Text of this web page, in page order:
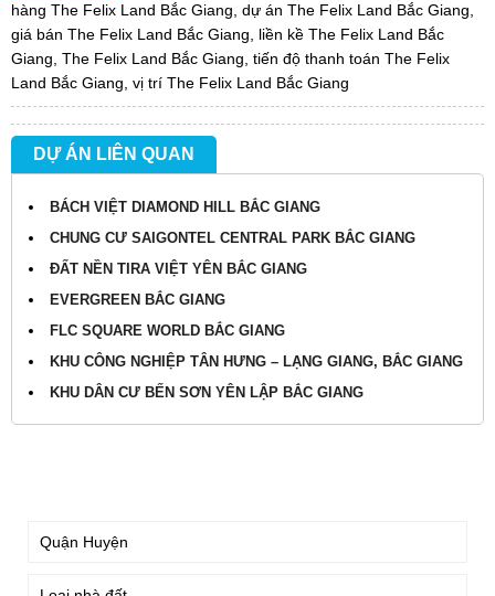
hàng The Felix Land Bắc Giang, dự án The Felix Land Bắc Giang,
giá bán The Felix Land Bắc Giang, liền kề The Felix Land Bắc
Giang, The Felix Land Bắc Giang, tiến độ thanh toán The Felix
Land Bắc Giang, vị trí The Felix Land Bắc Giang
DỰ ÁN LIÊN QUAN
BÁCH VIỆT DIAMOND HILL BẮC GIANG
CHUNG CƯ SAIGONTEL CENTRAL PARK BẮC GIANG
ĐẤT NỀN TIRA VIỆT YÊN BẮC GIANG
EVERGREEN BẮC GIANG
FLC SQUARE WORLD BẮC GIANG
KHU CÔNG NGHIỆP TÂN HƯNG – LẠNG GIANG, BẮC GIANG
KHU DÂN CƯ BẾN SƠN YÊN LẬP BẮC GIANG